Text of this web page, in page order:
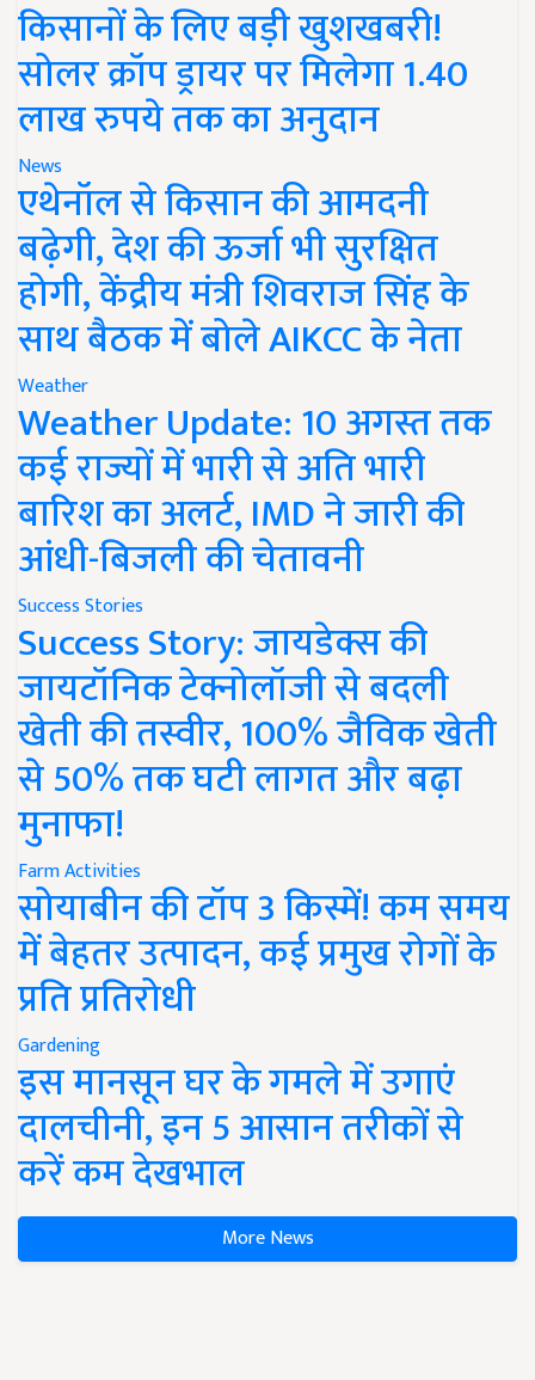
किसानों के लिए बड़ी खुशखबरी!
सोलर क्रॉप ड्रायर पर मिलेगा 1.40
लाख रुपये तक का अनुदान
News
एथेनॉल से किसान की आमदनी
बढ़ेगी, देश की ऊर्जा भी सुरक्षित
होगी, केंद्रीय मंत्री शिवराज सिंह के
साथ बैठक में बोले AIKCC के नेता
Weather
Weather Update: 10 अगस्त तक
कई राज्यों में भारी से अति भारी
बारिश का अलर्ट, IMD ने जारी की
आंधी-बिजली की चेतावनी
Success Stories
Success Story: जायडेक्स की
जायटॉनिक टेक्नोलॉजी से बदली
खेती की तस्वीर, 100% जैविक खेती
से 50% तक घटी लागत और बढ़ा
मुनाफा!
Farm Activities
सोयाबीन की टॉप 3 किस्में! कम समय
में बेहतर उत्पादन, कई प्रमुख रोगों के
प्रति प्रतिरोधी
Gardening
इस मानसून घर के गमले में उगाएं
दालचीनी, इन 5 आसान तरीकों से
करें कम देखभाल
More News